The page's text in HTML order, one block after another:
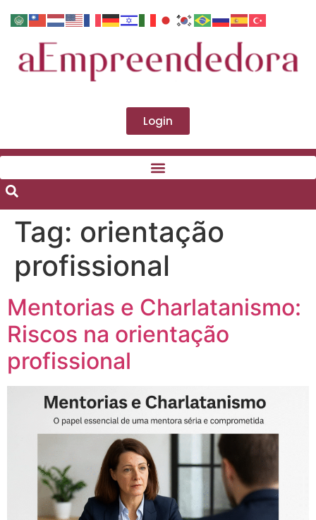
Login
Tag: orientação
profissional
Mentorias e Charlatanismo:
Riscos na orientação
profissional